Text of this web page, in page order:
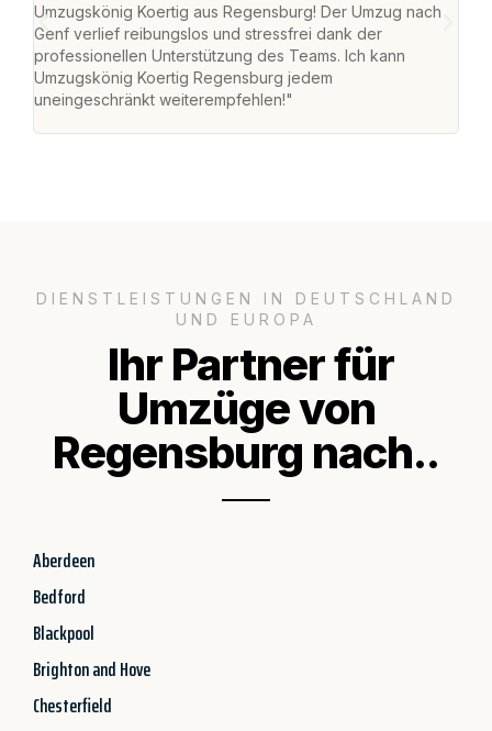
Umzugskönig Koertig aus Regensburg! Der Umzug nach
Genf verlief reibungslos und stressfrei dank der
professionellen Unterstützung des Teams. Ich kann
Umzugskönig Koertig Regensburg jedem
uneingeschränkt weiterempfehlen!"
DIENSTLEISTUNGEN IN DEUTSCHLAND
UND EUROPA
Ihr Partner für
Umzüge von
Regensburg nach..
Aberdeen
Bedford
Blackpool
Brighton and Hove
Chesterfield